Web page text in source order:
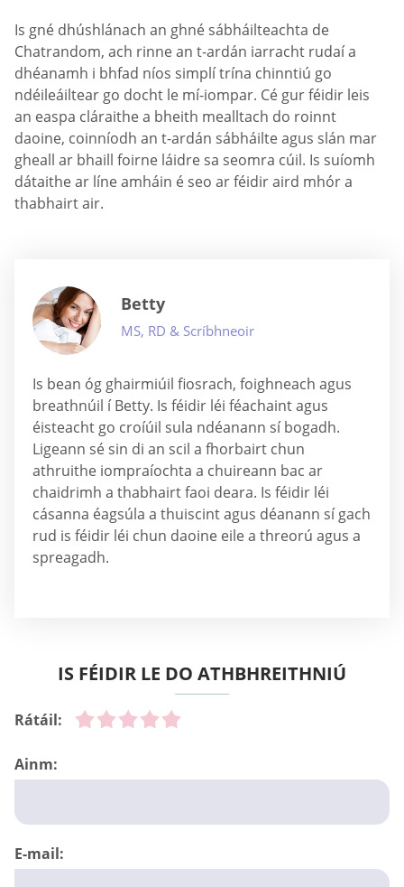
Is gné dhúshlánach an ghné sábháilteachta de
Chatrandom, ach rinne an t-ardán iarracht rudaí a
dhéanamh i bhfad níos simplí trína chinntiú go
ndéileáiltear go docht le mí-iompar. Cé gur féidir leis
an easpa cláraithe a bheith mealltach do roinnt
daoine, coinníodh an t-ardán sábháilte agus slán mar
gheall ar bhaill foirne láidre sa seomra cúil. Is suíomh
dátaithe ar líne amháin é seo ar féidir aird mhór a
thabhairt air.
Betty
MS, RD & Scríbhneoir
Is bean óg ghairmiúil fiosrach, foighneach agus
breathnúil í Betty. Is féidir léi féachaint agus
éisteacht go croíúil sula ndéanann sí bogadh.
Ligeann sé sin di an scil a fhorbairt chun
athruithe iompraíochta a chuireann bac ar
chaidrimh a thabhairt faoi deara. Is féidir léi
cásanna éagsúla a thuiscint agus déanann sí gach
rud is féidir léi chun daoine eile a threorú agus a
spreagadh.
IS FÉIDIR LE DO ATHBHREITHNIÚ
Rátáil:
Ainm:
E-mail: